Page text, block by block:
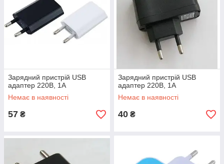
Зарядний пристрій USB
адаптер 220В, 1А
Немає в наявності
57 ₴
Зарядний пристрій USB
адаптер 220В, 1А
Немає в наявності
40 ₴